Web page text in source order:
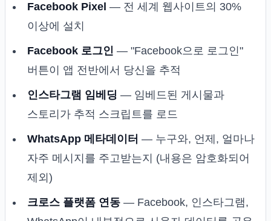
Facebook Pixel — 전 세계 웹사이트의 30%
이상에 설치
Facebook 로그인 — "Facebook으로 로그인"
버튼이 앱 전반에서 당신을 추적
인스타그램 임베딩 — 임베드된 게시물과
스토리가 추적 스크립트를 로드
WhatsApp 메타데이터 — 누구와, 언제, 얼마나
자주 메시지를 주고받는지 (내용은 암호화되어
제외)
크로스 플랫폼 연동 — Facebook, 인스타그램,